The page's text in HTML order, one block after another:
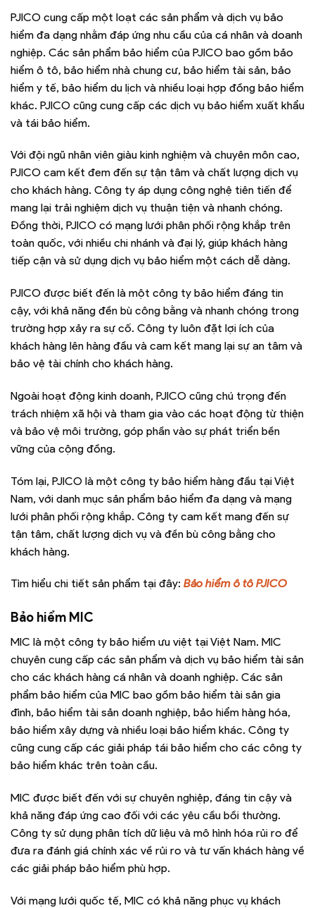
PJICO cung cấp một loạt các sản phẩm và dịch vụ bảo
hiểm đa dạng nhằm đáp ứng nhu cầu của cá nhân và doanh
nghiệp. Các sản phẩm bảo hiểm của PJICO bao gồm bảo
hiểm ô tô, bảo hiểm nhà chung cư, bảo hiểm tài sản, bảo
hiểm y tế, bảo hiểm du lịch và nhiều loại hợp đồng bảo hiểm
khác. PJICO cũng cung cấp các dịch vụ bảo hiểm xuất khẩu
và tái bảo hiểm.
Với đội ngũ nhân viên giàu kinh nghiệm và chuyên môn cao,
PJICO cam kết đem đến sự tận tâm và chất lượng dịch vụ
cho khách hàng. Công ty áp dụng công nghệ tiên tiến để
mang lại trải nghiệm dịch vụ thuận tiện và nhanh chóng.
Đồng thời, PJICO có mạng lưới phân phối rộng khắp trên
toàn quốc, với nhiều chi nhánh và đại lý, giúp khách hàng
tiếp cận và sử dụng dịch vụ bảo hiểm một cách dễ dàng.
PJICO được biết đến là một công ty bảo hiểm đáng tin
cậy, với khả năng đền bù công bằng và nhanh chóng trong
trường hợp xảy ra sự cố. Công ty luôn đặt lợi ích của
khách hàng lên hàng đầu và cam kết mang lại sự an tâm và
bảo vệ tài chính cho khách hàng.
Ngoài hoạt động kinh doanh, PJICO cũng chú trọng đến
trách nhiệm xã hội và tham gia vào các hoạt động từ thiện
và bảo vệ môi trường, góp phần vào sự phát triển bền
vững của cộng đồng.
Tóm lại, PJICO là một công ty bảo hiểm hàng đầu tại Việt
Nam, với danh mục sản phẩm bảo hiểm đa dạng và mạng
lưới phân phối rộng khắp. Công ty cam kết mang đến sự
tận tâm, chất lượng dịch vụ và đền bù công bằng cho
khách hàng.
Tìm hiểu chi tiết sản phẩm tại đây: Bảo hiểm ô tô PJICO
Bảo hiểm MIC
MIC là một công ty bảo hiểm ưu việt tại Việt Nam. MIC
chuyên cung cấp các sản phẩm và dịch vụ bảo hiểm tài sản
cho các khách hàng cá nhân và doanh nghiệp. Các sản
phẩm bảo hiểm của MIC bao gồm bảo hiểm tài sản gia
đình, bảo hiểm tài sản doanh nghiệp, bảo hiểm hàng hóa,
bảo hiểm xây dựng và nhiều loại bảo hiểm khác. Công ty
cũng cung cấp các giải pháp tái bảo hiểm cho các công ty
bảo hiểm khác trên toàn cầu.
MIC được biết đến với sự chuyên nghiệp, đáng tin cậy và
khả năng đáp ứng cao đối với các yêu cầu bồi thường.
Công ty sử dụng phân tích dữ liệu và mô hình hóa rủi ro để
đưa ra đánh giá chính xác về rủi ro và tư vấn khách hàng về
các giải pháp bảo hiểm phù hợp.
Với mạng lưới quốc tế, MIC có khả năng phục vụ khách